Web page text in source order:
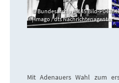
Bundesarchiv, B145 Bild-
| Imago / dts Nachrichtenagentur
Mit Adenauers Wahl zum